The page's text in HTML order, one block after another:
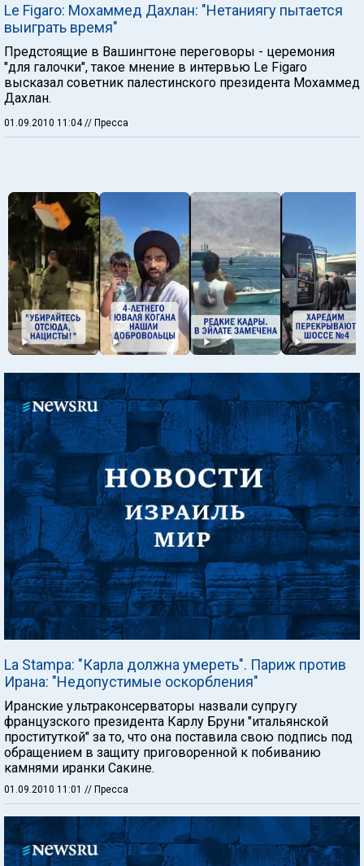
Le Figaro: Мохаммед Дахлан: "Нетаниягу пытается
выиграть время"
Предстоящие в Вашингтоне переговоры - церемония
"для галочки", такое мнение в интервью Le Figaro
высказал советник палестинского президента Мохаммед
Дахлан.
01.09.2010 11:04 // Пресса
La Stampa: "Карла должна умереть". Париж против
Ирана: "Недопустимые оскорбления"
Иранские ультраконсерваторы назвали супругу
французского президента Карлу Бруни "итальянской
проституткой" за то, что она поставила свою подпись под
обращением в защиту приговоренной к побиванию
камнями иранки Сакине.
01.09.2010 11:01 // Пресса